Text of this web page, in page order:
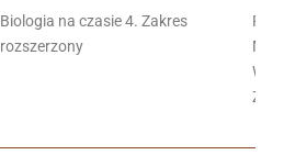
Biologia na czasie 4. Zakres
rozszerzony